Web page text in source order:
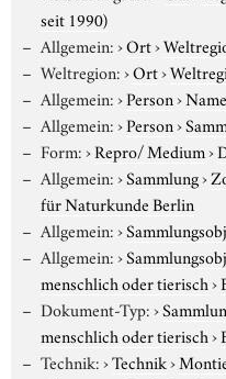
seit 1990)
Allgemein:›Ort›
Weltregion:›Ort›
Allgemein:›Person›
Allgemein:›Person›
Form:›Repro/ Medium›
Allgemein:›Sammlung›
für Naturkunde Berlin
Allgemein:›
Allgemein:›
menschlich oder tierisch›
Dokument-Typ:›
menschlich oder tierisch›
Technik:›Technik›